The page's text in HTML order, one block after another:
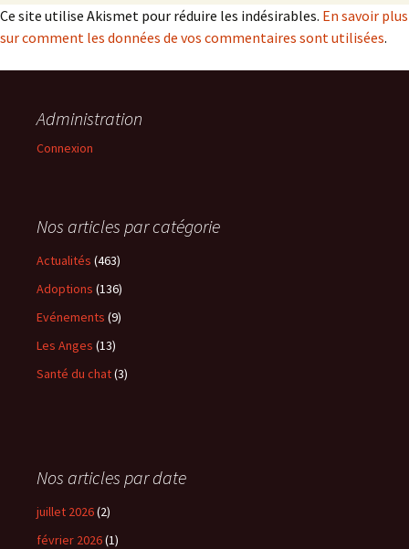
Ce site utilise Akismet pour réduire les indésirables. En savoir plus
sur comment les données de vos commentaires sont utilisées.
Administration
Connexion
Nos articles par catégorie
Actualités (463)
Adoptions (136)
Evénements (9)
Les Anges (13)
Santé du chat(3)
Nos articles par date
juillet 2026(2)
février 2026(1)